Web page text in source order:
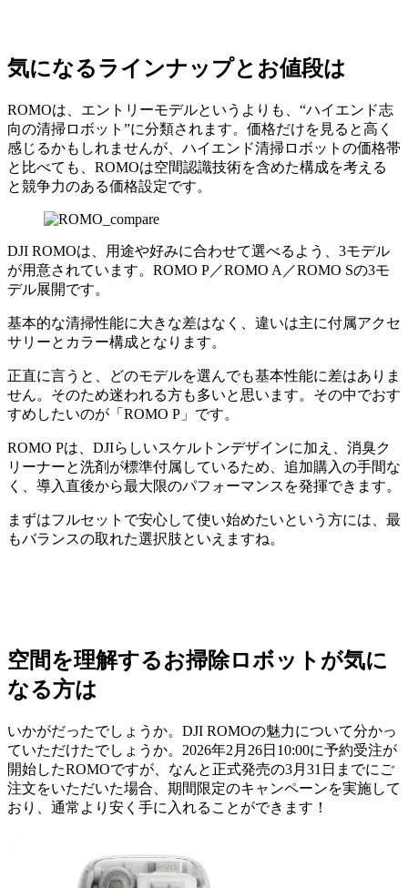
気になるラインナップとお値段は
ROMOは、エントリーモデルというよりも、“ハイエンド志
向の清掃ロボット”に分類されます。価格だけを見ると高く
感じるかもしれませんが、ハイエンド清掃ロボットの価格帯
と比べても、ROMOは空間認識技術を含めた構成を考える
と競争力のある価格設定です。
DJI ROMOは、用途や好みに合わせて選べるよう、3モデル
が用意されています。ROMO P／ROMO A／ROMO Sの3モ
デル展開です。
基本的な清掃性能に大きな差はなく、違いは主に付属アクセ
サリーとカラー構成となります。
正直に言うと、どのモデルを選んでも基本性能に差はありま
せん。そのため迷われる方も多いと思います。その中でおす
すめしたいのが「ROMO P」です。
ROMO Pは、DJIらしいスケルトンデザインに加え、消臭ク
リーナーと洗剤が標準付属しているため、追加購入の手間な
く、導入直後から最大限のパフォーマンスを発揮できます。
まずはフルセットで安心して使い始めたいという方には、最
もバランスの取れた選択肢といえますね。
空間を理解するお掃除ロボットが気に
なる方は
いかがだったでしょうか。DJI ROMOの魅力について分かっ
ていただけたでしょうか。2026年2月26日10:00に予約受注が
開始したROMOですが、なんと正式発売の3月31日までにご
注文をいただいた場合、期間限定のキャンペーンを実施して
おり、通常より安く手に入れることができます！